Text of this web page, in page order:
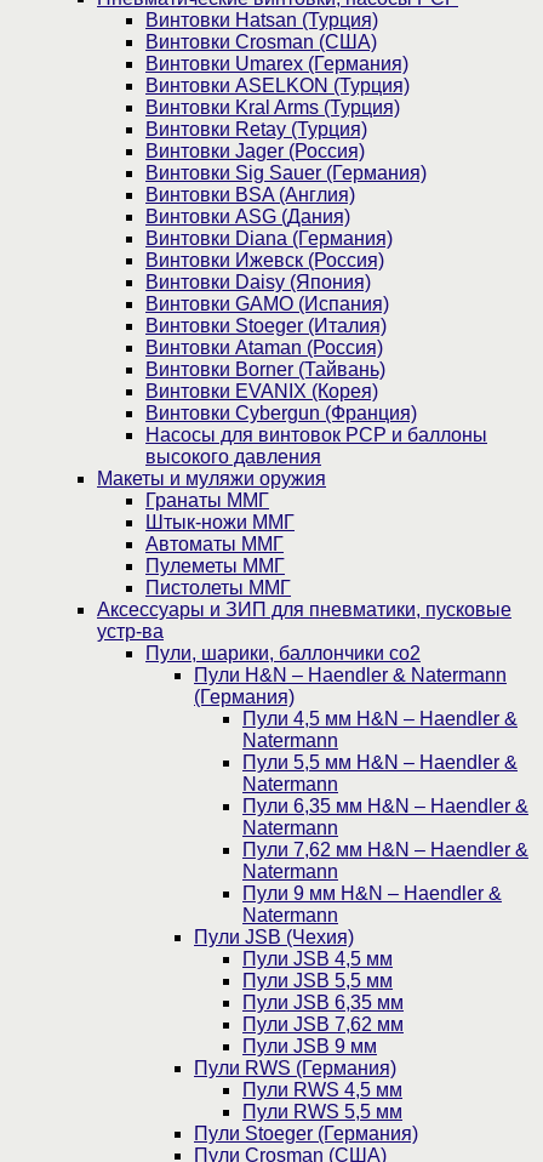
Винтовки Hatsan (Турция)
Винтовки Crosman (США)
Винтовки Umarex (Германия)
Винтовки ASELKON (Турция)
Винтовки Kral Arms (Турция)
Винтовки Retay (Турция)
Винтовки Jager (Россия)
Винтовки Sig Sauer (Германия)
Винтовки BSA (Англия)
Винтовки ASG (Дания)
Винтовки Diana (Германия)
Винтовки Ижевск (Россия)
Винтовки Daisy (Япония)
Винтовки GAMO (Испания)
Винтовки Stoeger (Италия)
Винтовки Ataman (Россия)
Винтовки Borner (Тайвань)
Винтовки EVANIX (Корея)
Винтовки Cybergun (Франция)
Насосы для винтовок PCP и баллоны
высокого давления
Макеты и муляжи оружия
Гранаты ММГ
Штык-ножи ММГ
Автоматы ММГ
Пулеметы ММГ
Пистолеты ММГ
Аксессуары и ЗИП для пневматики, пусковые
устр-ва
Пули, шарики, баллончики со2
Пули H&N – Haendler & Natermann
(Германия)
Пули 4,5 мм H&N – Haendler &
Natermann
Пули 5,5 мм H&N – Haendler &
Natermann
Пули 6,35 мм H&N – Haendler &
Natermann
Пули 7,62 мм H&N – Haendler &
Natermann
Пули 9 мм H&N – Haendler &
Natermann
Пули JSB (Чехия)
Пули JSB 4,5 мм
Пули JSB 5,5 мм
Пули JSB 6,35 мм
Пули JSB 7,62 мм
Пули JSB 9 мм
Пули RWS (Германия)
Пули RWS 4,5 мм
Пули RWS 5,5 мм
Пули Stoeger (Германия)
Пули Crosman (США)